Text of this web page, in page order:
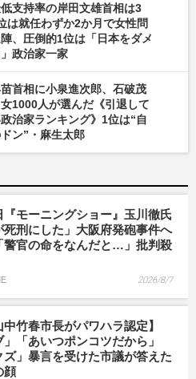
支持率の岸田文雄首相は3
は就任わずか2か月で女性問
、圧倒的1位は「日本をダメ
政治家一家
首相に小泉進次郎、石破茂
1000人が選んだ《引退して
治家ランキング》1位は“自
ン”・麻生太郎
『モーニングショー』玉川徹氏
死刑にした」大阪府発砲事件へ
警官の命をなんだと…」批判殺
2026/8/7
中竹春市長がパワハラ認定】
」「あいつポンコツだから」
ズ」暴言を受けた市議が答えた
顔